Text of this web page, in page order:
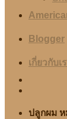
Blogger
เกี่ยวกับเ
ปลูกผม